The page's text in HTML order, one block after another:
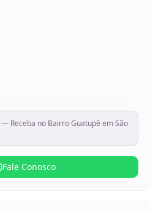
— Receba no Bairro Guatupê em São
Fale Conosco